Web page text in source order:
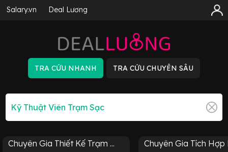
Salary.vn Deal Lương
Chuyên Gia Thiết Kế Trạm ... Chuyên Gia Tích Hợp